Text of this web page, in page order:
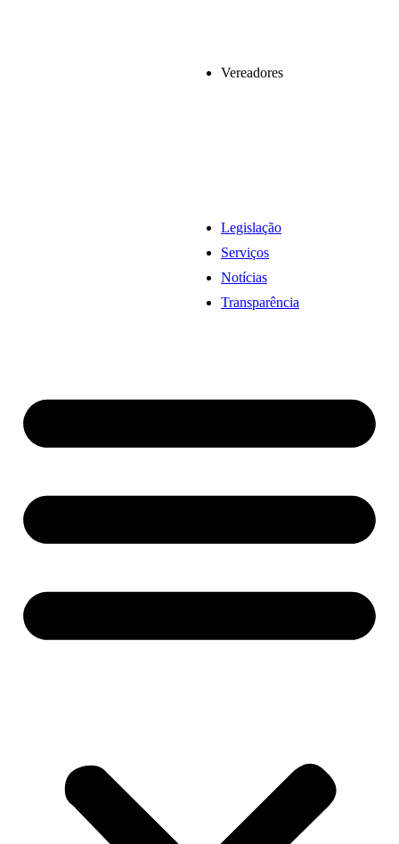
Vereadores
Legislação
Serviços
Notícias
Transparência